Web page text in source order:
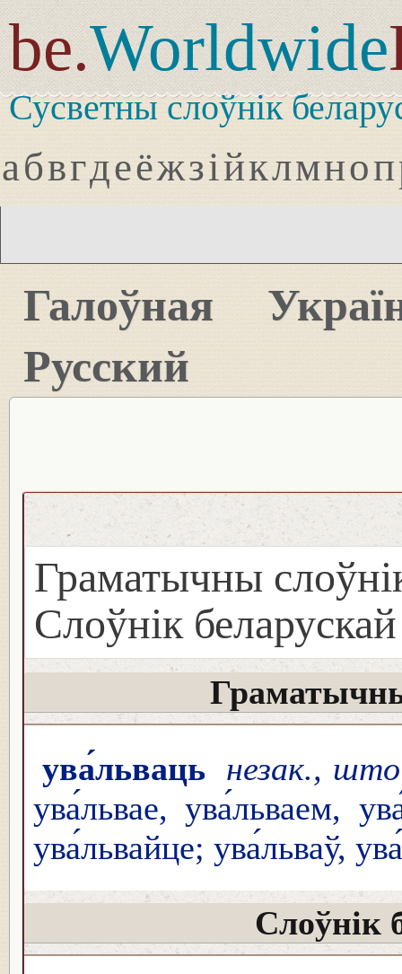
be.Worldwide
Сусветны слоўнік
абвгдеёжзійклмноп
Галоўная
Русский
Граматычны
Слоўнік
ува́льваць незак.,
ува́львае, ува́льваем,
ува́львайце; ува́льваў,
Слоўнік